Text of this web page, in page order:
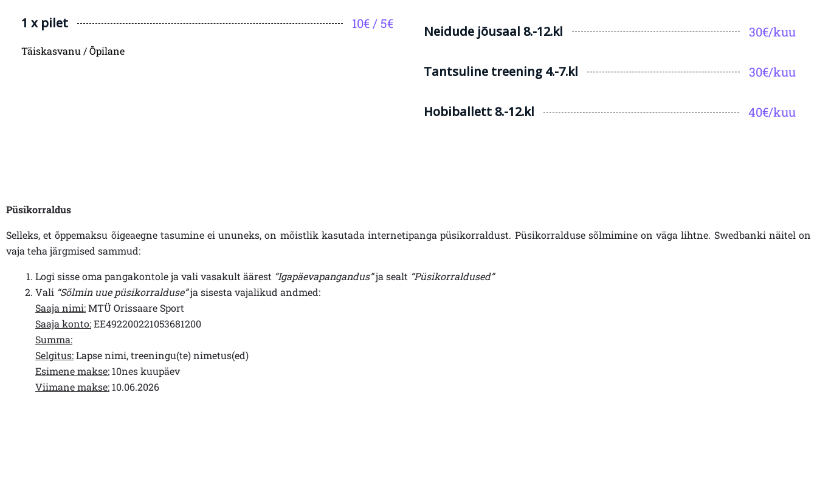
1 x pilet 10€ / 5€
Täiskasvanu / Õpilane
Neidude jõusaal 8.-12.kl 30€/kuu
Tantsuline treening 4.-7.kl 30€/kuu
Hobiballett 8.-12.kl 40€/kuu
Püsikorraldus
Selleks, et õppemaksu õigeaegne tasumine ei ununeks, on mõistlik kasutada internetipanga püsikorraldust. Püsikorralduse sõlmimine on väga lihtne. Swedbanki näitel on
vaja teha järgmised sammud:
Logi sisse oma pangakontole ja vali vasakult äärest “Igapäevapangandus”ja sealt “Püsikorraldused”
Vali “Sõlmin uue püsikorralduse”ja sisesta vajalikud andmed:
Saaja nimi:MTÜ Orissaare Sport
Saaja konto:EE492200221053681200
Summa:
Selgitus:Lapse nimi, treeningu(te) nimetus(ed)
Esimene makse: 10nes kuupäev
Viimane makse: 10.06.2026